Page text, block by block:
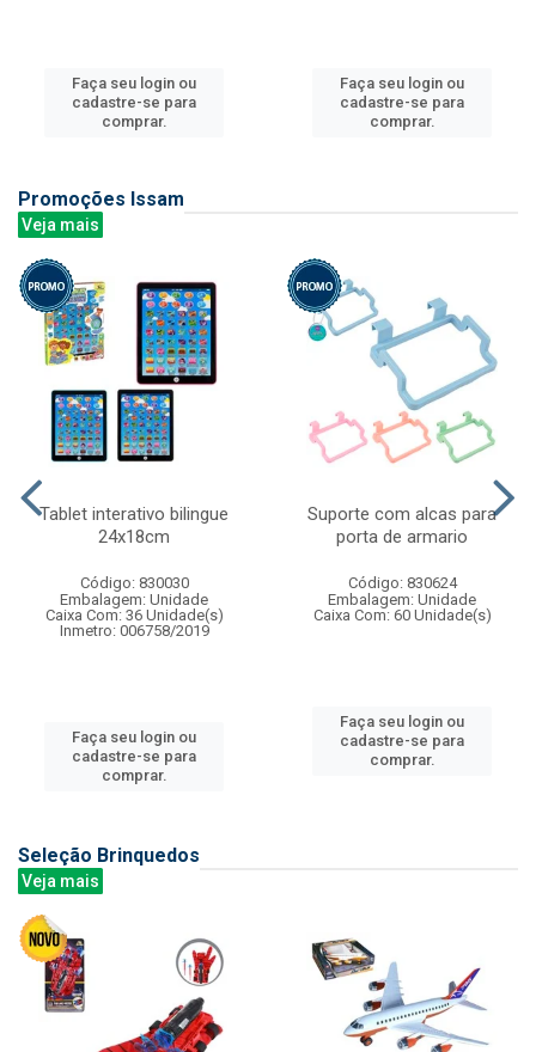
Faça seu login ou
cadastre-se para
comprar.
Faça seu login ou
cadastre-se para
comprar.
Promoções Issam
Veja mais
Tablet interativo bilingue
24x18cm
Código: 830030
Embalagem: Unidade
Caixa Com: 36 Unidade(s)
Inmetro: 006758/2019
Faça seu login ou
cadastre-se para
comprar.
Suporte com alcas para
porta de armario
Código: 830624
Embalagem: Unidade
Caixa Com: 60 Unidade(s)
Faça seu login ou
cadastre-se para
comprar.
Seleção Brinquedos
Veja mais